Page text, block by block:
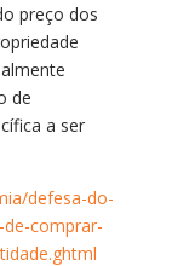
preço dos
de
a ser
defesa-do-
comprar-